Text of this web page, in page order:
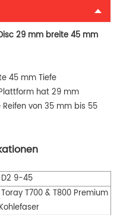
29 mm breite 45 mm
45 mm Tiefe
hat 29 mm
von 35 mm bis 55
D2 9-45
Toray T700 & T800 Premium
Kohlefaser